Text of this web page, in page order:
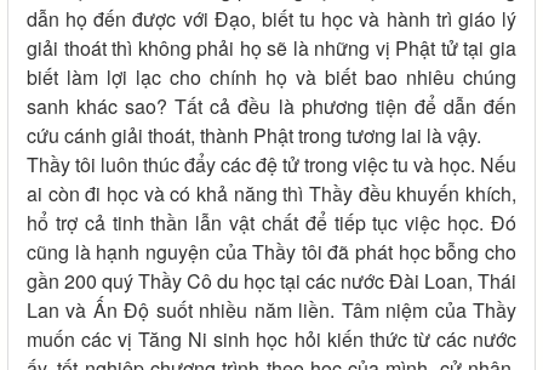
dẫn họ đến được với Đạo, biết tu học và hành trì giáo lý
giải thoát thì không phải họ sẽ là những vị Phật tử tại gia
biết làm lợi lạc cho chính họ và biết bao nhiêu chúng
sanh khác sao? Tất cả đều là phương tiện để dẫn đến
cứu cánh giải thoát, thành Phật trong tương lai là vậy.
Thầy tôi luôn thúc đẩy các đệ tử trong việc tu và học. Nếu
ai còn đi học và có khả năng thì Thầy đều khuyến khích,
hổ trợ cả tinh thần lẫn vật chất để tiếp tục việc học. Đó
cũng là hạnh nguyện của Thầy tôi đã phát học bỗng cho
gần 200 quý Thầy Cô du học tại các nước Đài Loan, Thái
Lan và Ấn Độ suốt nhiều năm liền. Tâm niệm của Thầy
muốn các vị Tăng Ni sinh học hỏi kiến thức từ các nước